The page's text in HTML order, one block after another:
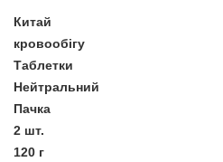
Китай
кровообігу
Таблетки
Нейтральний
Пачка
2 шт.
120 г